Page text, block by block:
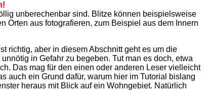
unberechenbar sind. Blitze können beispielsweise
Orten aus fotografieren, zum Beispiel aus dem Innern
richtig, aber in diesem Abschnitt geht es um die
in Gefahr zu begeben. Tut man es doch, etwa
Das mag für den einen oder anderen Leser vielleicht
auch ein Grund dafür, warum hier im Tutorial bislang
heraus mit Blick auf ein Wohngebiet. Natürlich